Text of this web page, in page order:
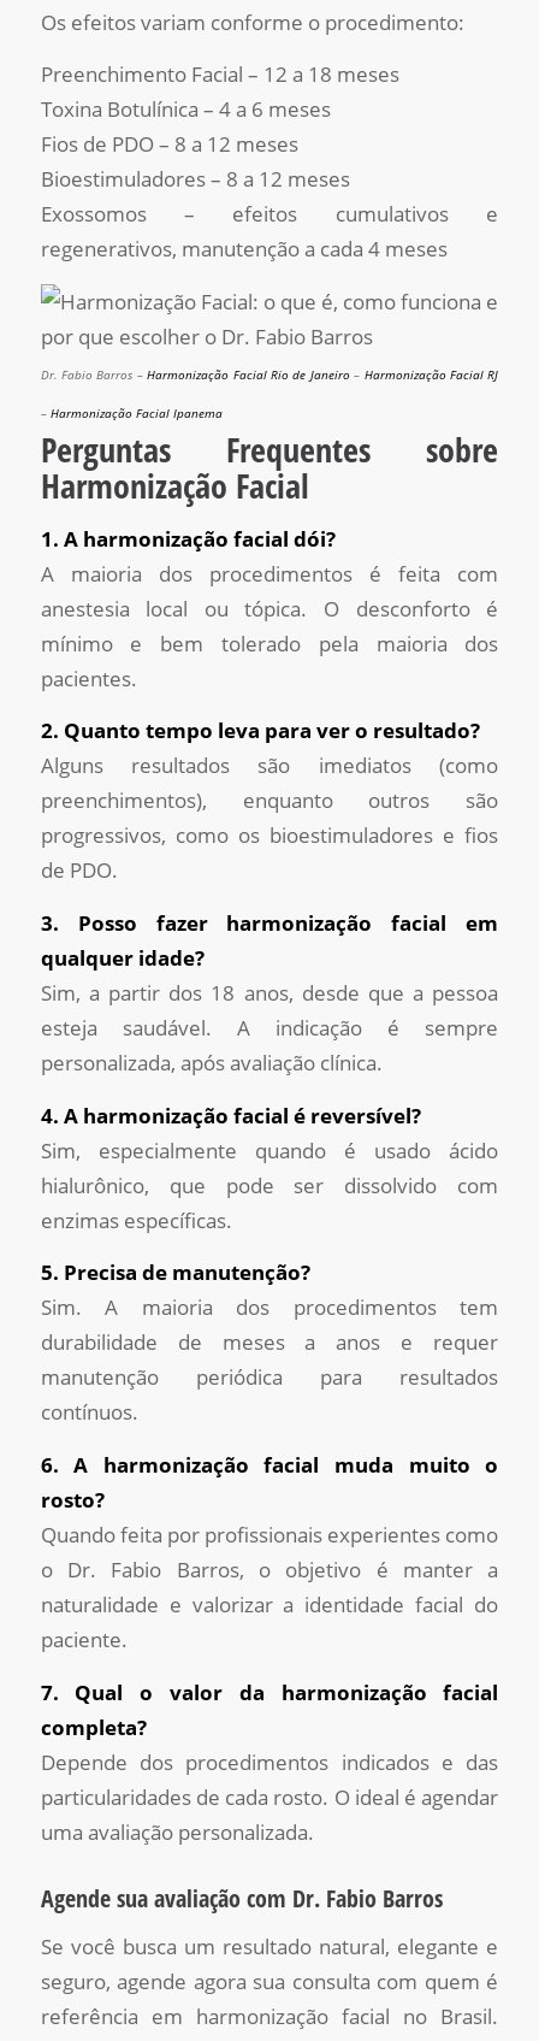
Os efeitos variam conforme o procedimento:
Preenchimento Facial – 12 a 18 meses
Toxina Botulínica – 4 a 6 meses
Fios de PDO – 8 a 12 meses
Bioestimuladores – 8 a 12 meses
Exossomos – efeitos cumulativos e
regenerativos, manutenção a cada 4 meses
Dr. Fabio Barros –Harmonização Facial Rio de Janeiro – Harmonização Facial RJ
– Harmonização Facial Ipanema
Perguntas Frequentes sobre
Harmonização Facial
1. A harmonização facial dói?
A maioria dos procedimentos é feita com
anestesia local ou tópica. O desconforto é
mínimo e bem tolerado pela maioria dos
pacientes.
2. Quanto tempo leva para ver o resultado?
Alguns resultados são imediatos (como
preenchimentos), enquanto outros são
progressivos, como os bioestimuladores e fios
de PDO.
3. Posso fazer harmonização facial em
qualquer idade?
Sim, a partir dos 18 anos, desde que a pessoa
esteja saudável. A indicação é sempre
personalizada, após avaliação clínica.
4. A harmonização facial é reversível?
Sim, especialmente quando é usado ácido
hialurônico, que pode ser dissolvido com
enzimas específicas.
5. Precisa de manutenção?
Sim. A maioria dos procedimentos tem
durabilidade de meses a anos e requer
manutenção periódica para resultados
contínuos.
6. A harmonização facial muda muito o
rosto?
Quando feita por profissionais experientes como
o Dr. Fabio Barros, o objetivo é manter a
naturalidade e valorizar a identidade facial do
paciente.
7. Qual o valor da harmonização facial
completa?
Depende dos procedimentos indicados e das
particularidades de cada rosto. O ideal é agendar
uma avaliação personalizada.
Agende sua avaliação com Dr. Fabio Barros
Se você busca um resultado natural, elegante e
seguro, agende agora sua consulta com quem é
referência em harmonização facial no Brasil.